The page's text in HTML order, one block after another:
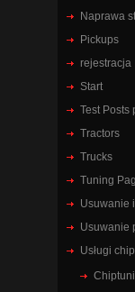
Naprawa
Pickups
rejestracja
Start
Test Posts
Tractors
Trucks
Tuning
Usuwanie
Usuwanie
Usługi